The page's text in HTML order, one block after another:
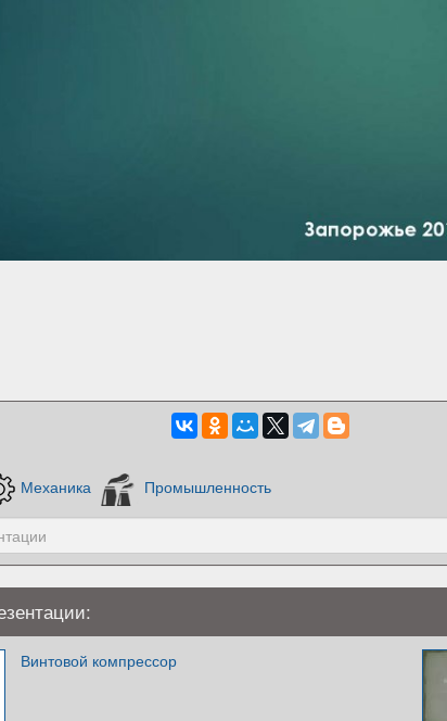
Механика Промышленность
Винтовой компрессор